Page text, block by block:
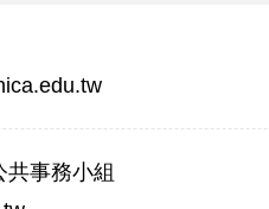
共事務小組